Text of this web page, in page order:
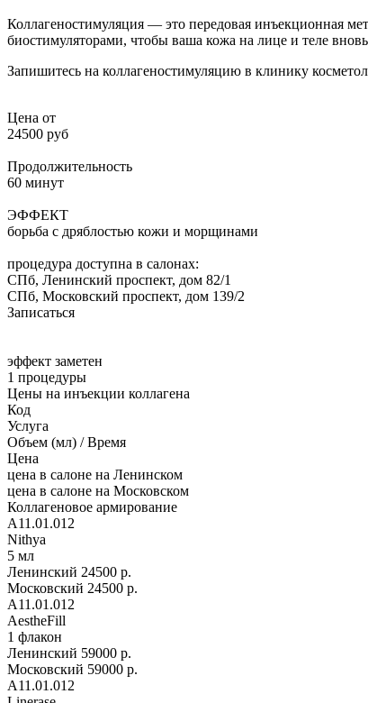
Коллагеностимуляция — это передовая инъекционная
биостимуляторами, чтобы ваша кожа на лице и теле
Запишитесь на коллагеностимуляцию в клинику
Цена от
24500 руб
Продолжительность
60 минут
ЭФФЕКТ
борьба с дряблостью кожи и морщинами
процедура доступна в салонах:
СПб, Ленинский проспект, дом 82/1
СПб, Московский проспект, дом 139/2
Записаться
эффект заметен
1 процедуры
Цены на инъекции коллагена
Код
Услуга
Объем (мл) / Время
Цена
цена в салоне на Ленинском
цена в салоне на Московском
Коллагеновое армирование
A11.01.012
Nithya
5 мл
Ленинский 24500 р.
Московский 24500 р.
A11.01.012
AestheFill
1 флакон
Ленинский 59000 р.
Московский 59000 р.
A11.01.012